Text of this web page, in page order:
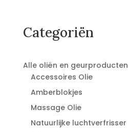
Categoriën
Alle oliën en geurproducten
Accessoires Olie
Amberblokjes
Massage Olie
Natuurlijke luchtverfrisser